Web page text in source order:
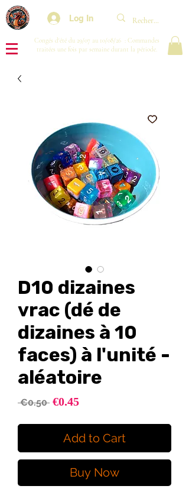
Log In
Congés d'été du 29/07 au 10/08/26 : Commandes
traitées une fois par semaine durant la période.
D10 dizaines
vrac (dé de
dizaines à 10
faces) à l'unité -
aléatoire
€0.50 Regular
€0.45
Add to Cart
Buy Now